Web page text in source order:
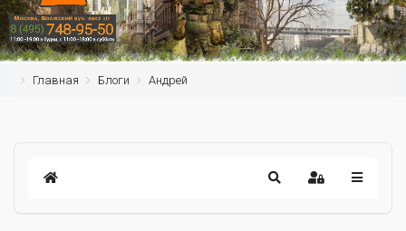
Главная Блоги Андрей